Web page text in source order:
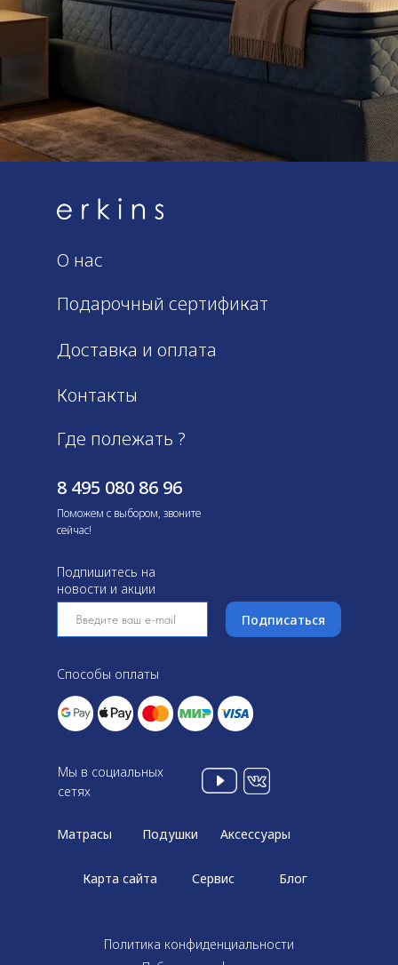
Мы в социальных
сетях
Подарочный сертификат
О нас
Контакты
Где полежать ?
8 495 080 86 96
Поможем с выбором, звоните
сейчас!
Способы оплаты
Подпишитесь на
новости и акции
Подписаться
Матрасы Подушки Аксессуары
Сервис Блог
Карта сайта
Доставка и оплата
Политика конфиденциальности